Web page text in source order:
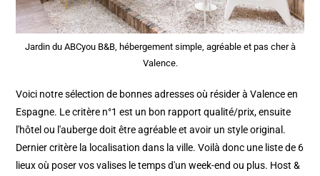
Jardin du ABCyou B&B, hébergement simple, agréable et pas cher à
Valence.
Voici notre sélection de bonnes adresses où résider à Valence en
Espagne. Le critère n°1 est un bon rapport qualité/prix, ensuite
l'hôtel ou l'auberge doit être agréable et avoir un style original.
Dernier critère la localisation dans la ville. Voilà donc une liste de 6
lieux où poser vos valises le temps d'un week-end ou plus. Host &